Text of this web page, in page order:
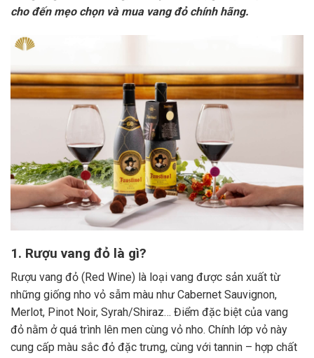
cho đến mẹo chọn và mua vang đỏ chính hãng.
1. Rượu vang đỏ là gì?
Rượu vang đỏ (Red Wine) là loại vang được sản xuất từ
những giống nho vỏ sẫm màu như Cabernet Sauvignon,
Merlot, Pinot Noir, Syrah/Shiraz… Điểm đặc biệt của vang
đỏ nằm ở quá trình lên men cùng vỏ nho. Chính lớp vỏ này
cung cấp màu sắc đỏ đặc trưng, cùng với tannin – hợp chất